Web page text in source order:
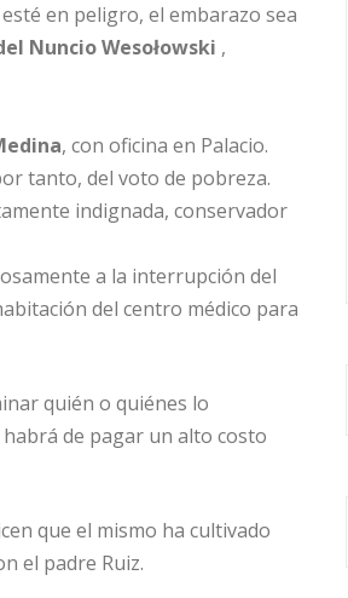
en peligro, el embarazo sea
Nuncio Wesołowski ,
, con oficina en Palacio.
tanto, del voto de pobreza.
indignada, conservador
a la interrupción del
del centro médico para
quién o quiénes lo
de pagar un alto costo
que el mismo ha cultivado
el padre Ruiz.